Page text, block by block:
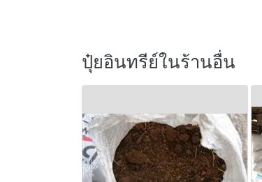
ปุ๋ยอินทรีย์ในร้านอื่น